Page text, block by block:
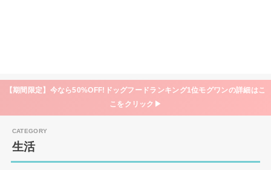
【期間限定】今なら50%OFF!ドッグフードランキング1位モグワンの詳細はこ
こをクリック▶
生活